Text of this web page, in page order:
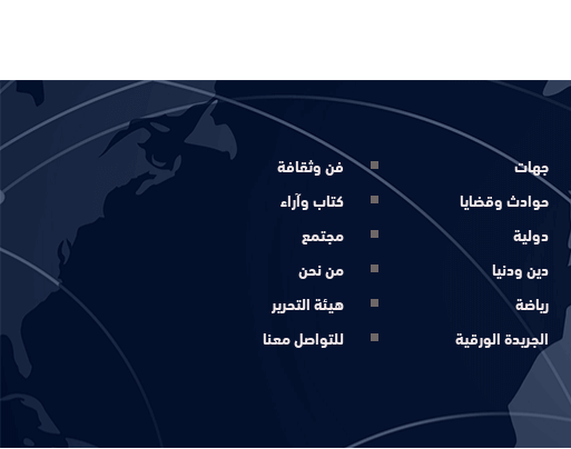
جهات
حوادث وقضايا
دولية
دين ودنيا
رياضة
الجريدة الورقية
فن وثقافة
كتاب وآراء
مجتمع
من نحن
هيئة التحرير
للتواصل معنا